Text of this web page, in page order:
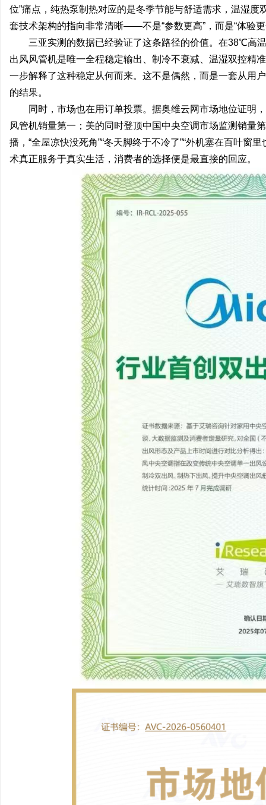
位”痛点，纯热泵制热对应的是冬季节能与舒适需求，温湿
套技术架构的指向非常清晰——不是“参数更高”，而是“体验更
三亚实测的数据已经验证了这条路径的价值。在38℃高
出风风管机是唯一全程稳定输出、制冷不衰减、温湿双控精
一步解释了这种稳定从何而来。这不是偶然，而是一套从用
的结果。
同时，市场也在用订单投票。据奥维云网市场地位证明
风管机销量第一；美的同时登顶中国中央空调市场监测销量
播，“全屋凉快没死角”“冬天脚终于不冷了”“外机塞在百叶
术真正服务于真实生活，消费者的选择便是最直接的回应。